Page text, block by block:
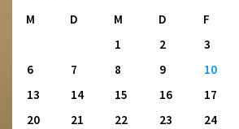
M
D M D F
1
2 3
6
7 8 9 10
13
14 15 16 17
20
21 22 23 24